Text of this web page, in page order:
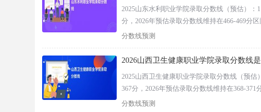
省份 科目 最低分
重庆（本科）
物理类 491
历史类 483
物理类
496
甘肃（本科）
物理类 469
历史类
466
2025山东水利职业学院录取分数线（预估）
分，2026年预估录取分数线维持在466-469分
209分、文科211分，（专科（单列类））最
数波动在1-3分，基本持平。
分数线预测
2026山西卫生健康职业学院录取分数线
2025山西卫生健康职业学院录取分数线（预
367分，2026年预估录取分数线维持在368-
398分区间。2、在外省：在新疆（专科（单
分数线预测